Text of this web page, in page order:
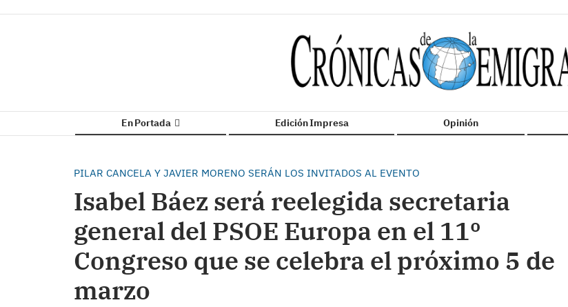
En Portada Edición Impresa Opinión
PILAR CANCELA Y JAVIER MORENO SERÁN LOS INVITADOS AL EVENTO
Isabel Báez será reelegida secretaria
general del PSOE Europa en el 11º
Congreso que se celebra el próximo 5 de
marzo